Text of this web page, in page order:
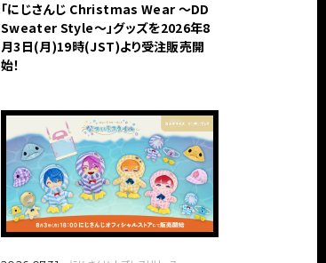
「にじさんじ Christmas Wear 〜DD
Sweater Style〜」グッズを2026年8
月3日(月)19時(JST)より受注販売開
始！